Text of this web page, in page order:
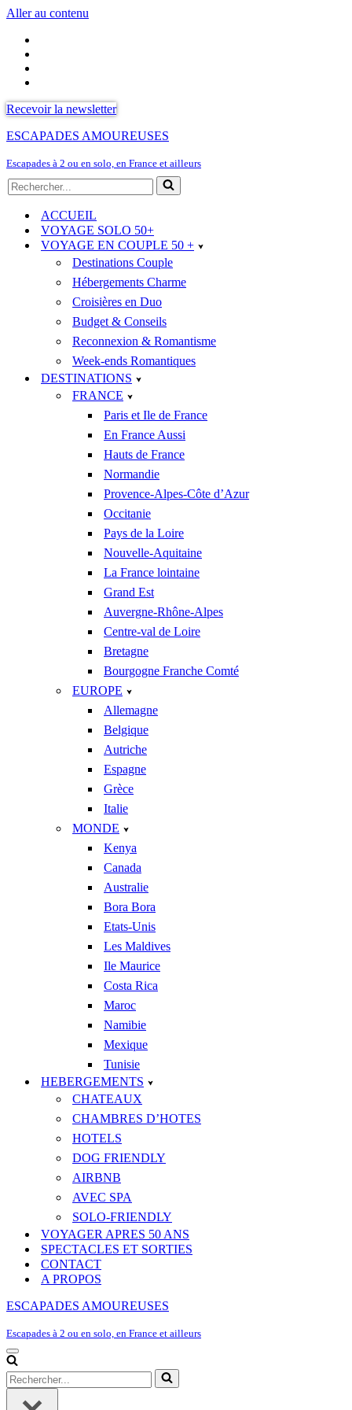
Aller au contenu
Recevoir la newsletter
ESCAPADES AMOUREUSES
Escapades à 2 ou en solo, en France et ailleurs
Rechercher...
ACCUEIL
VOYAGE SOLO 50+
VOYAGE EN COUPLE 50 +
Destinations Couple
Hébergements Charme
Croisières en Duo
Budget & Conseils
Reconnexion & Romantisme
Week-ends Romantiques
DESTINATIONS
FRANCE
Paris et Ile de France
En France Aussi
Hauts de France
Normandie
Provence-Alpes-Côte d’Azur
Occitanie
Pays de la Loire
Nouvelle-Aquitaine
La France lointaine
Grand Est
Auvergne-Rhône-Alpes
Centre-val de Loire
Bretagne
Bourgogne Franche Comté
EUROPE
Allemagne
Belgique
Autriche
Espagne
Grèce
Italie
MONDE
Kenya
Canada
Australie
Bora Bora
Etats-Unis
Les Maldives
Ile Maurice
Costa Rica
Maroc
Namibie
Mexique
Tunisie
HEBERGEMENTS
CHATEAUX
CHAMBRES D’HOTES
HOTELS
DOG FRIENDLY
AIRBNB
AVEC SPA
SOLO-FRIENDLY
VOYAGER APRES 50 ANS
SPECTACLES ET SORTIES
CONTACT
A PROPOS
ESCAPADES AMOUREUSES
Escapades à 2 ou en solo, en France et ailleurs
Menu
de
navigation
Rechercher...